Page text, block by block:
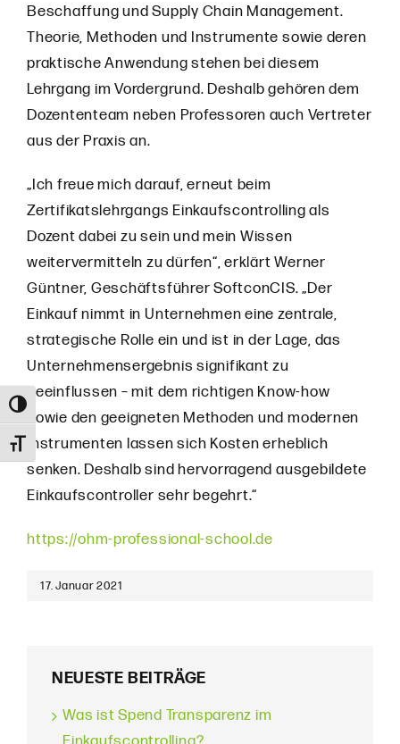
Umschalten auf hohe Kontraste
Schrift vergrößern
Beschaffung und Supply Chain Management.
Theorie, Methoden und Instrumente sowie deren
praktische Anwendung stehen bei diesem
Lehrgang im Vordergrund. Deshalb gehören dem
Dozententeam neben Professoren auch Vertreter
aus der Praxis an.
„Ich freue mich darauf, erneut beim
Zertifikatslehrgangs Einkaufscontrolling als
Dozent dabei zu sein und mein Wissen
weitervermitteln zu dürfen“, erklärt Werner
Güntner, Geschäftsführer SoftconCIS. „Der
Einkauf nimmt in Unternehmen eine zentrale,
strategische Rolle ein und ist in der Lage, das
Unternehmensergebnis signifikant zu
beeinflussen – mit dem richtigen Know-how
sowie den geeigneten Methoden und modernen
Instrumenten lassen sich Kosten erheblich
senken. Deshalb sind hervorragend ausgebildete
Einkaufscontroller sehr begehrt.“
https://ohm-professional-school.de
17. Januar 2021
NEUESTE BEITRÄGE
Was ist Spend Transparenz im